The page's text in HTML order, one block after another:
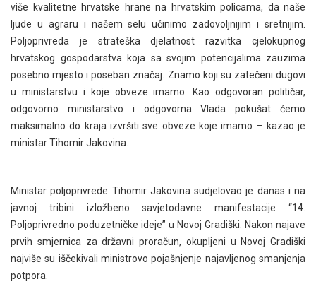
više kvalitetne hrvatske hrane na hrvatskim policama, da naše
ljude u agraru i našem selu učinimo zadovoljnijim i sretnijim.
Poljoprivreda je strateška djelatnost razvitka cjelokupnog
hrvatskog gospodarstva koja sa svojim potencijalima zauzima
posebno mjesto i poseban značaj. Znamo koji su zatečeni dugovi
u ministarstvu i koje obveze imamo. Kao odgovoran političar,
odgovorno ministarstvo i odgovorna Vlada pokušat ćemo
maksimalno do kraja izvršiti sve obveze koje imamo – kazao je
ministar Tihomir Jakovina.
Ministar poljoprivrede Tihomir Jakovina sudjelovao je danas i na
javnoj tribini izložbeno savjetodavne manifestacije “14.
Poljoprivredno poduzetničke ideje” u Novoj Gradiški. Nakon najave
prvih smjernica za državni proračun, okupljeni u Novoj Gradiški
najviše su iščekivali ministrovo pojašnjenje najavljenog smanjenja
potpora.